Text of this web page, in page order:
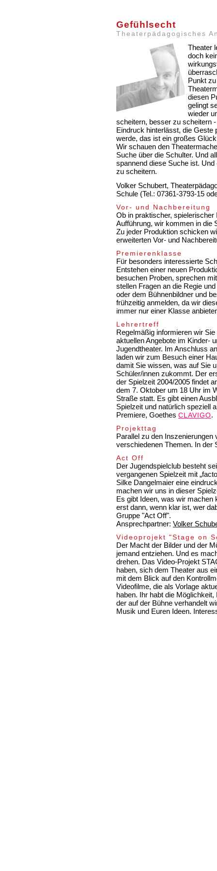
Gefühlsecht
Theaterpädagogisches
Theater
doch
Punkt
diesen
gelingt
wieder
scheitern, besser zu scheitern
Eindruck hinterlässt, die
werde, das ist ein großes
Wir schauen den
Suche über die Schulter. Und
spannend diese Suche ist.
zu scheitern.
Volker Schubert,
Schule (Tel.: 07361-3793-15
Vor- und Nachbereitung
Ob in praktischer,
Aufführung, wir kommen in die
Zu jeder Produktion schicken
erweiterten Vor- und
Premierenklasse
Für besonders interessierte
Entstehen einer neuen
besuchen Proben, sprechen
stellen Fragen an die Regie
oder dem Bühnenbildner und
frühzeitig anmelden, da wir
immer nur einer Klasse
Lehrertreff
Regelmäßig informieren wir Sie
aktuellen Angebote im Kinder-
Jugendtheater. Im Anschluss
laden wir zum Besuch einer
damit Sie wissen, was auf Sie
Schüler/innen zukommt. Der
der Spielzeit 2004/2005 findet
dem 7. Oktober um 18 Uhr im
Straße statt. Es gibt einen
Spielzeit und natürlich speziell
Premiere, Goethes CLAVIGO.
Projekttag
Parallel zu den
verschiedenen Themen. In der
Act Off
Der Jugendspielclub besteht
vergangenen Spielzeit mit
Silke Dangelmaier eine
machen wir uns in dieser
Es gibt Ideen, was wir machen
erst dann, wenn klar ist, wer
Gruppe "Act Off".
Ansprechpartner: Volker
Videoprojekt "Stage on
Der Macht der Bilder und der
jemand entziehen. Und es
drehen. Das Video-Projekt
haben, sich dem Theater aus
mit dem Blick auf den
Videofilme, die als Vorlage
haben. Ihr habt die
der auf der Bühne verhandelt
Musik und Euren Ideen.